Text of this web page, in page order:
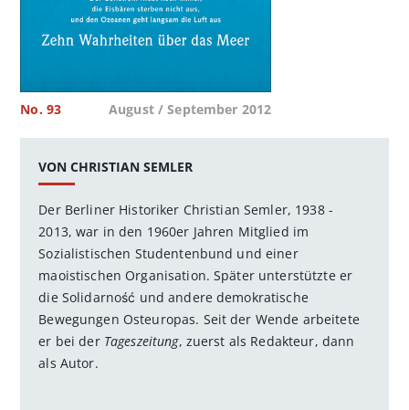
No. 93 August / September 2012
VON CHRISTIAN SEMLER
Der Berliner Historiker Christian Semler, 1938 -
2013, war in den 1960er Jahren Mitglied im
Sozialistischen Studentenbund und einer
maoistischen Organisation. Später unterstützte er
die Solidarność und andere demokratische
Bewegungen Osteuropas. Seit der Wende arbeitete
er bei der Tageszeitung, zuerst als Redakteur, dann
als Autor.